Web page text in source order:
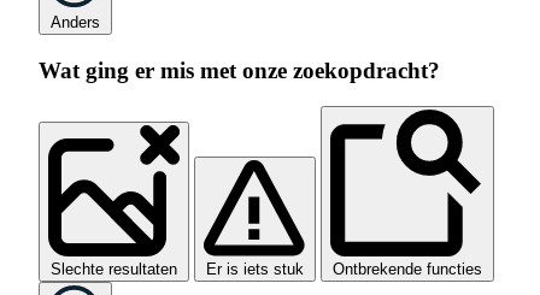
Anders
Wat ging er mis met onze zoekopdracht?
Slechte resultaten Er is iets stuk Ontbrekende functies